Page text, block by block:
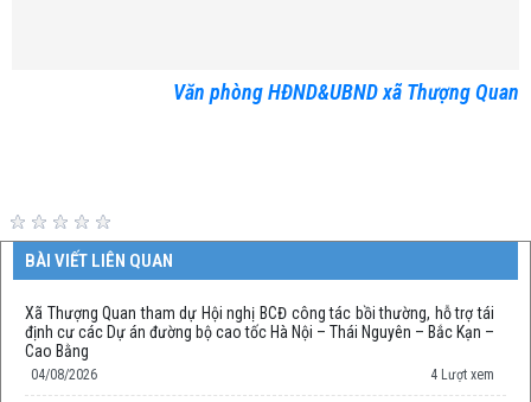
Văn phòng HĐND&UBND xã Thượng Quan
BÀI VIẾT LIÊN QUAN
Xã Thượng Quan tham dự Hội nghị BCĐ công tác bồi thường, hỗ trợ tái
định cư các Dự án đường bộ cao tốc Hà Nội – Thái Nguyên – Bắc Kạn –
Cao Bằng
04/08/2026 4 Lượt xem